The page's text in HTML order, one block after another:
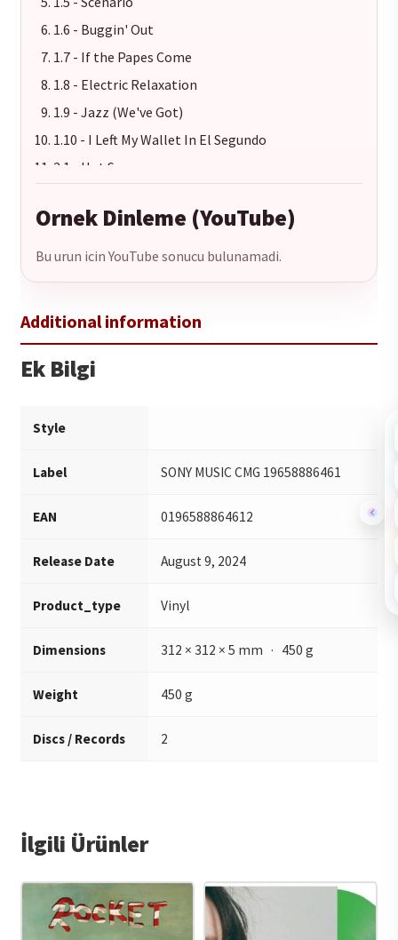
1.6 - Buggin' Out
1.7 - If the Papes Come
1.8 - Electric Relaxation
1.9 - Jazz (We've Got)
1.10 - I Left My Wallet In El Segundo
2.1 - Hot Sex
2.3 - Stressed Out
2.4 - Luck of Lucien
2.7 - Find a Way
2.8 - Sucka Nigga
Ornek Dinleme (YouTube)
Bu urun icin YouTube sonucu bulunamadi.
Ek Bilgi
Style
Label SONY MUSIC CMG 19658886461
EAN 0196588864612
Release Date August 9, 2024
Product_type Vinyl
Dimensions 312 × 312 × 5 mm · 450 g
Weight 450 g
Discs / Records 2
İlgili Ürünler